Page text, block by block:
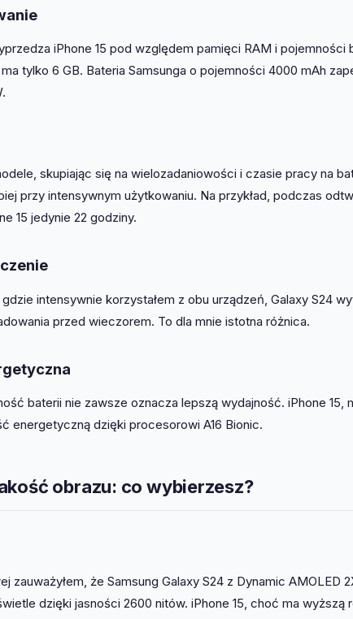
iPhone 15 pod względem pamięci RAM i pojemności
tylko 6 GB. Bateria Samsunga o pojemności 4000 mAh
skupiając się na wielozadaniowości i czasie pracy na
przy intensywnym użytkowaniu. Na przykład, podczas
15 jedynie 22 godziny.
intensywnie korzystałem z obu urządzeń, Galaxy S24
przed wieczorem. To dla mnie istotna różnica.
baterii nie zawsze oznacza lepszą wydajność. iPhone 15,
energetyczną dzięki procesorowi A16 Bionic.
obrazu: co wybierzesz?
zauważyłem, że Samsung Galaxy S24 z Dynamic AMOLED
dzięki jasności 2600 nitów. iPhone 15, choć ma